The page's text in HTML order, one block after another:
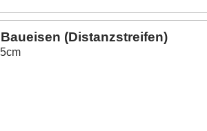
(Distanzstreifen)